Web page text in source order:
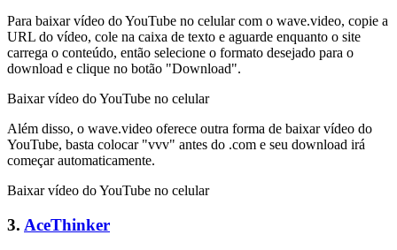
Para baixar vídeo do YouTube no celular com o wave.video, copie a
URL do vídeo, cole na caixa de texto e aguarde enquanto o site
carrega o conteúdo, então selecione o formato desejado para o
download e clique no botão "Download".
Baixar vídeo do YouTube no celular
Além disso, o wave.video oferece outra forma de baixar vídeo do
YouTube, basta colocar "vvv" antes do .com e seu download irá
começar automaticamente.
Baixar vídeo do YouTube no celular
3. AceThinker